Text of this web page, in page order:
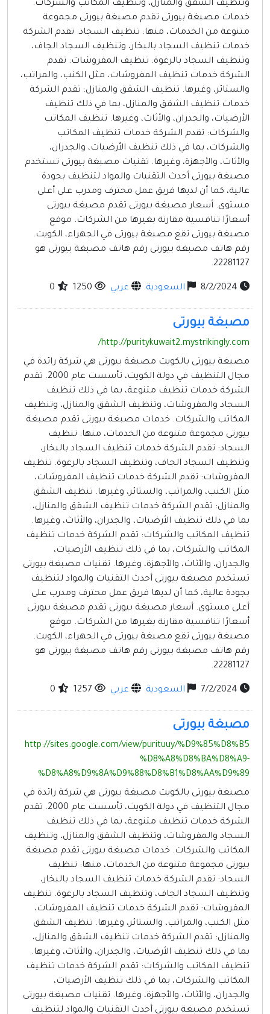
وتنظيف الشقق والمنازل، وتنظيف المكاتب والشركات.
خدمات مصبغة بيورتى تقدم مصبغة بيورتى مجموعة
متنوعة من الخدمات، منها: تنظيف السجاد: تقدم الشركة
خدمات تنظيف السجاد بالبخار، وتنظيف السجاد الجاف،
وتنظيف السجاد بالرغوة. تنظيف المفروشات: تقدم
الشركة خدمات تنظيف المفروشات، مثل الكنب، والمراتب،
والستائر، وغيرها. تنظيف الشقق والمنازل: تقدم الشركة
خدمات تنظيف الشقق والمنازل، بما في ذلك تنظيف
الأرضيات، والجدران، والأثاث، وغيرها. تنظيف المكاتب
والشركات: تقدم الشركة خدمات تنظيف المكاتب
والشركات، بما في ذلك تنظيف الأرضيات، والجدران،
والأثاث، والأجهزة، وغيرها. تقنيات مصبغة بيورتى تستخدم
مصبغة بيورتى أحدث التقنيات والمواد لتنظيف بجودة
عالية، كما أن لديها فريق عمل محترف ومدرب على أعلى
مستوى. أسعار مصبغة بيورتى تقدم مصبغة بيورتى
أسعارًا تنافسية مقارنة بغيرها من الشركات. موقع
مصبغة بيورتى تقع مصبغة بيورتى في الجهراء، الكويت.
رقم هاتف مصبغة بيورتى رقم هاتف مصبغة بيورتى هو
22281127.
السعودية عربي
مصبغة بيورتى
http://puritykuwait2.mystrikingly.com/
مصبغة بيورتى بالكويت مصبغة بيورتى هي شركة رائدة في
مجال التنظيف في دولة الكويت، تأسست عام 2000. تقدم
الشركة خدمات تنظيف متنوعة، بما في ذلك تنظيف
السجاد والمفروشات، وتنظيف الشقق والمنازل، وتنظيف
المكاتب والشركات. خدمات مصبغة بيورتى تقدم مصبغة
بيورتى مجموعة متنوعة من الخدمات، منها: تنظيف
السجاد: تقدم الشركة خدمات تنظيف السجاد بالبخار،
وتنظيف السجاد الجاف، وتنظيف السجاد بالرغوة. تنظيف
المفروشات: تقدم الشركة خدمات تنظيف المفروشات،
مثل الكنب، والمراتب، والستائر، وغيرها. تنظيف الشقق
والمنازل: تقدم الشركة خدمات تنظيف الشقق والمنازل،
بما في ذلك تنظيف الأرضيات، والجدران، والأثاث، وغيرها.
تنظيف المكاتب والشركات: تقدم الشركة خدمات تنظيف
المكاتب والشركات، بما في ذلك تنظيف الأرضيات،
والجدران، والأثاث، والأجهزة، وغيرها. تقنيات مصبغة بيورتى
تستخدم مصبغة بيورتى أحدث التقنيات والمواد لتنظيف
بجودة عالية، كما أن لديها فريق عمل محترف ومدرب على
أعلى مستوى. أسعار مصبغة بيورتى تقدم مصبغة بيورتى
أسعارًا تنافسية مقارنة بغيرها من الشركات. موقع
مصبغة بيورتى تقع مصبغة بيورتى في الجهراء، الكويت.
رقم هاتف مصبغة بيورتى رقم هاتف مصبغة بيورتى هو
22281127.
السعودية عربي
مصبغة بيورتى
http://sites.google.com/view/purituuy/%D9%85%D8%B5
%D8%A8%D8%BA%D8%A9-
%D8%A8%D9%8A%D9%88%D8%B1%D8%AA%D9%89
مصبغة بيورتى بالكويت مصبغة بيورتى هي شركة رائدة في
مجال التنظيف في دولة الكويت، تأسست عام 2000. تقدم
الشركة خدمات تنظيف متنوعة، بما في ذلك تنظيف
السجاد والمفروشات، وتنظيف الشقق والمنازل، وتنظيف
المكاتب والشركات. خدمات مصبغة بيورتى تقدم مصبغة
بيورتى مجموعة متنوعة من الخدمات، منها: تنظيف
السجاد: تقدم الشركة خدمات تنظيف السجاد بالبخار،
وتنظيف السجاد الجاف، وتنظيف السجاد بالرغوة. تنظيف
المفروشات: تقدم الشركة خدمات تنظيف المفروشات،
مثل الكنب، والمراتب، والستائر، وغيرها. تنظيف الشقق
والمنازل: تقدم الشركة خدمات تنظيف الشقق والمنازل،
بما في ذلك تنظيف الأرضيات، والجدران، والأثاث، وغيرها.
تنظيف المكاتب والشركات: تقدم الشركة خدمات تنظيف
المكاتب والشركات، بما في ذلك تنظيف الأرضيات،
والجدران، والأثاث، والأجهزة، وغيرها. تقنيات مصبغة بيورتى
تستخدم مصبغة بيورتى أحدث التقنيات والمواد لتنظيف